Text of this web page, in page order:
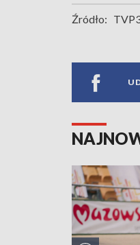
Źródło: